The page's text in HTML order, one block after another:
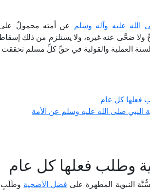
الله عليه وآله وسلم عن أمته محمولٌ على
ولا ضحَّى عنه غيره، ولا يستلزم من ذلك
العملية والقولية في حقِّ كلِّ مسلم
فعلها كل عام
النبي صلى الله عليه وسلم عن الأمة
وطلب فعلها كل عام
النبوية المطهرة على فضل الأضحية وطَلَبِ